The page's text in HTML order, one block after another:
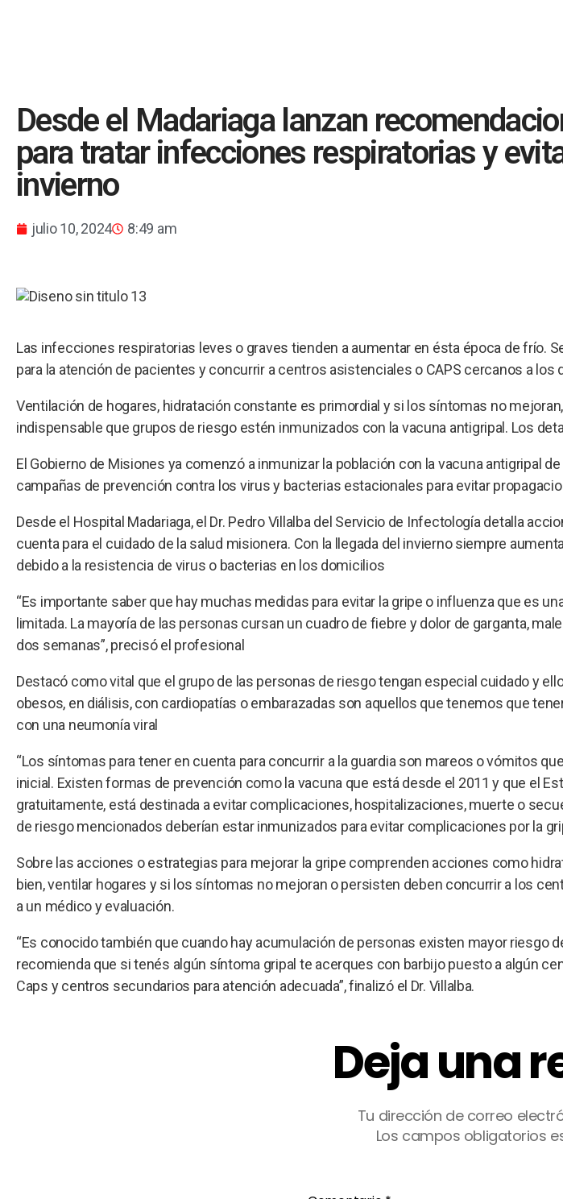
Desde el Madariaga lanzan
para tratar infecciones respiratorias y
invierno
julio 10, 2024 8:49 am
Las infecciones respiratorias leves o graves tienden a aumentar en ésta época de frío.
para la atención de pacientes y concurrir a centros asistenciales o CAPS cercanos a los
Ventilación de hogares, hidratación constante es primordial y si los síntomas no
indispensable que grupos de riesgo estén inmunizados con la vacuna antigripal. Los
El Gobierno de Misiones ya comenzó a inmunizar la población con la vacuna antigripal
campañas de prevención contra los virus y bacterias estacionales para evitar
Desde el Hospital Madariaga, el Dr. Pedro Villalba del Servicio de Infectología detalla
cuenta para el cuidado de la salud misionera. Con la llegada del invierno siempre
debido a la resistencia de virus o bacterias en los domicilios
“Es importante saber que hay muchas medidas para evitar la gripe o influenza que es
limitada. La mayoría de las personas cursan un cuadro de fiebre y dolor de garganta,
dos semanas”, precisó el profesional
Destacó como vital que el grupo de las personas de riesgo tengan especial cuidado y
obesos, en diálisis, con cardiopatías o embarazadas son aquellos que tenemos que
con una neumonía viral
“Los síntomas para tener en cuenta para concurrir a la guardia son mareos o vómitos
inicial. Existen formas de prevención como la vacuna que está desde el 2011 y que el
gratuitamente, está destinada a evitar complicaciones, hospitalizaciones, muerte o
de riesgo mencionados deberían estar inmunizados para evitar complicaciones por la
Sobre las acciones o estrategias para mejorar la gripe comprenden acciones como
bien, ventilar hogares y si los síntomas no mejoran o persisten deben concurrir a los
a un médico y evaluación.
“Es conocido también que cuando hay acumulación de personas existen mayor riesgo
recomienda que si tenés algún síntoma gripal te acerques con barbijo puesto a algún
Caps y centros secundarios para atención adecuada”, finalizó el Dr. Villalba.
Deja una
Tu dirección de correo
Los campos obligatorios